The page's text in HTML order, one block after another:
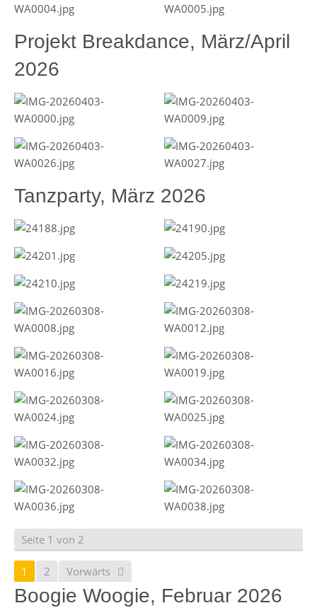
Projekt Breakdance, März/April
2026
Tanzparty, März 2026
Seite 1 von 2
1 2 Vorwärts
Boogie Woogie, Februar 2026